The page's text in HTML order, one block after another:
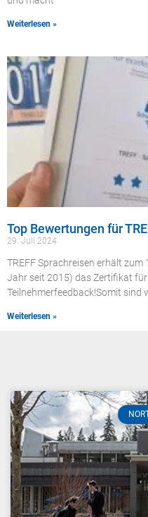
Weiterlesen »
Top Bewertungen für
29. Juli 2024
TREFF Sprachreisen erhält zum
Jahr seit 2015) das Zertifikat
Teilnehmerfeedback!Somit sind
Weiterlesen »